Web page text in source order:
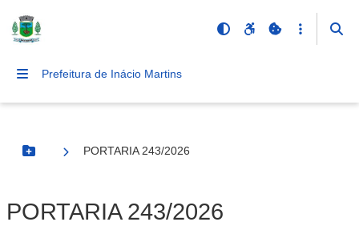
Prefeitura de Inácio Martins
Botão Menu
PORTARIA 243/2026
PORTARIA 243/2026